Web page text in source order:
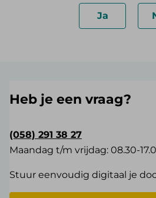
Ja
Heb je een vraag?
(058) 291 38 27
Maandag t/m vrijdag: 08.30-
Stuur eenvoudig digitaal je